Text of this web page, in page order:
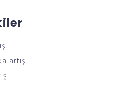
artış